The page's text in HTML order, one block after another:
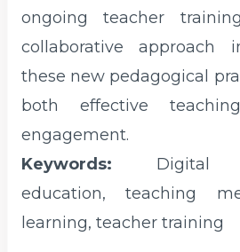
ongoing teacher
collaborative approach
these new pedagogical
both effective
engagement.
Keywords: Digital
education, teaching
learning, teacher training